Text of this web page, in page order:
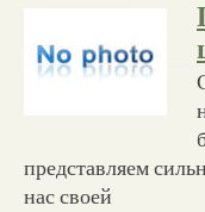
представляем
нас своей